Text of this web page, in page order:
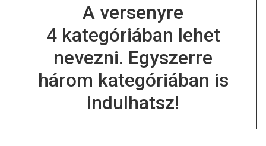
A versenyre
4 kategóriában lehet
nevezni. Egyszerre
három kategóriában is
indulhatsz!